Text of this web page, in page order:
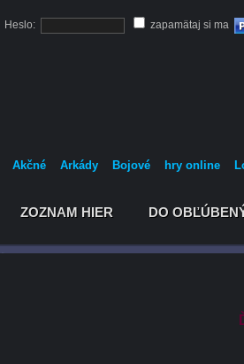
Heslo: zapamätaj si ma
Akčné Arkády Bojové hry online
ZOZNAM HIER
ZOZNAM HIER DO
DO